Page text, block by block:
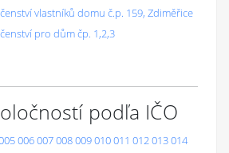
vlastníků domu č.p. 159, Zdiměřice
pro dům čp. 1,2,3
podľa IČO
006007008009010011 012013014